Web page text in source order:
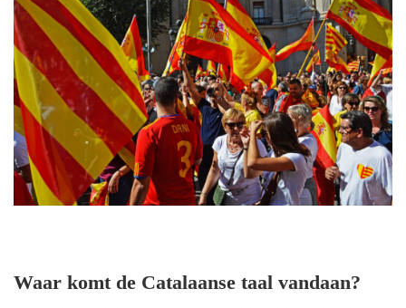
Waar komt de Catalaanse taal vandaan?